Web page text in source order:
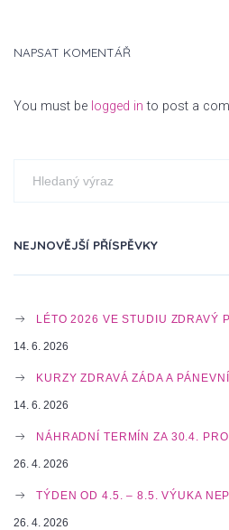
I
G
A
NAPSAT KOMENTÁŘ
You must be logged in to post a
NEJNOVĚJŠÍ PŘÍSPĚVKY
LÉTO 2026 VE STUDIU ZDRAVÝ
14. 6. 2026
KURZY ZDRAVÁ ZÁDA A
14. 6. 2026
NÁHRADNÍ TERMÍN ZA 30.4.
26. 4. 2026
TÝDEN OD 4.5. – 8.5. VÝUKA
26. 4. 2026